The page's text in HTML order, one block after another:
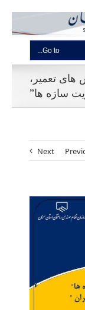
Go to...
تعمیر،
سازه ها”
Next